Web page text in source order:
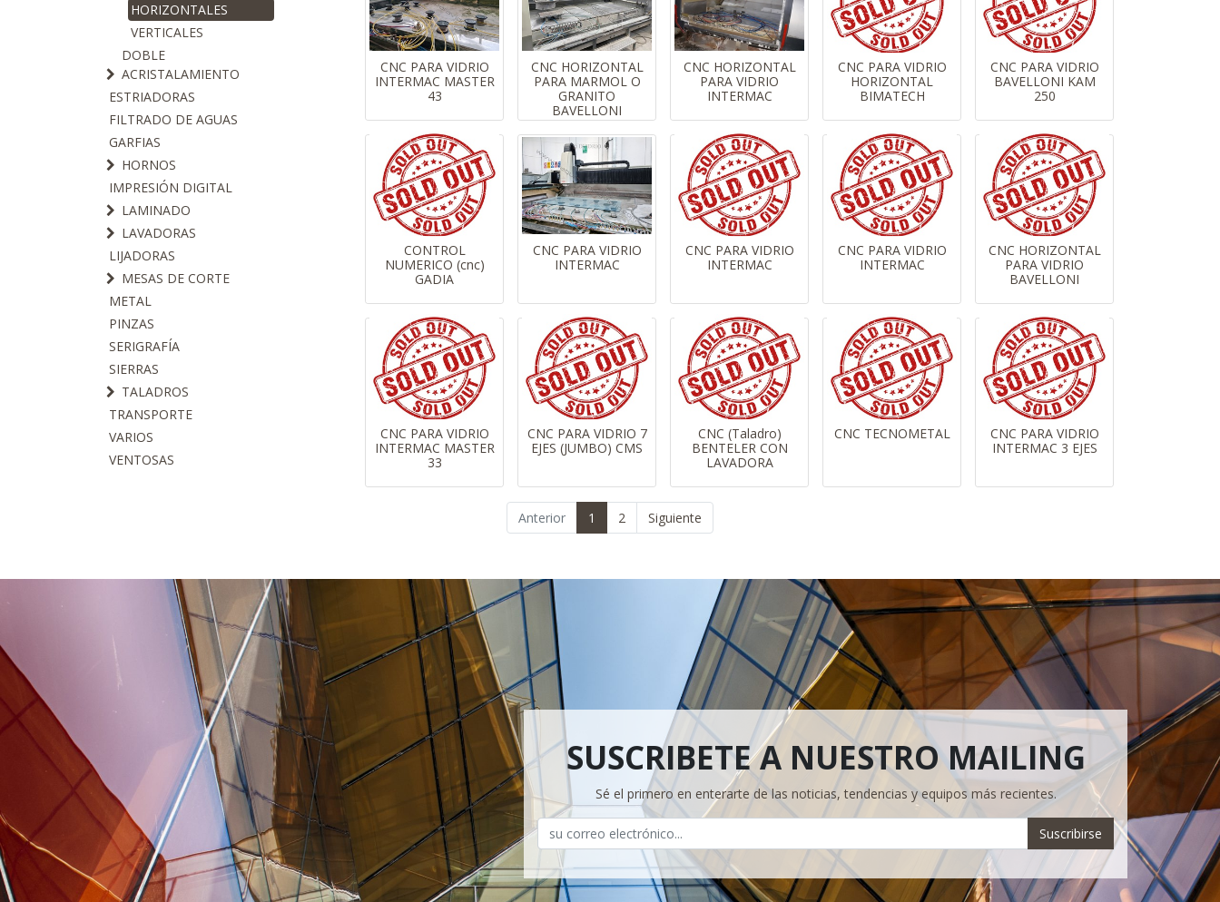
HORIZONTALES
VERTICALES
DOBLE
ACRISTALAMIENTO
ESTRIADORAS
FILTRADO DE AGUAS
GARFIAS
HORNOS
IMPRESIÓN DIGITAL
LAMINADO
LAVADORAS
LIJADORAS
MESAS DE CORTE
METAL
PINZAS
SERIGRAFÍA
SIERRAS
TALADROS
TRANSPORTE
VARIOS
VENTOSAS
CNC PARA VIDRIO
INTERMAC MASTER
43
CNC HORIZONTAL
PARA MARMOL O
GRANITO
BAVELLONI
CNC HORIZONTAL
PARA VIDRIO
INTERMAC
CNC PARA VIDRIO
HORIZONTAL
BIMATECH
CNC PARA VIDRIO
BAVELLONI KAM
250
CONTROL
NUMERICO (cnc)
GADIA
CNC PARA VIDRIO
INTERMAC
CNC PARA VIDRIO
INTERMAC
CNC PARA VIDRIO
INTERMAC
CNC HORIZONTAL
PARA VIDRIO
BAVELLONI
CNC PARA VIDRIO
INTERMAC MASTER
33
CNC PARA VIDRIO 7
EJES (JUMBO) CMS
CNC (Taladro)
BENTELER CON
LAVADORA
CNC TECNOMETAL
CNC PARA VIDRIO
INTERMAC 3 EJES
Anterior 1 2 Siguiente
SUSCRIBETE A NUESTRO MAILING
Sé el primero en enterarte de las noticias, tendencias y equipos más recientes.
Suscribirse